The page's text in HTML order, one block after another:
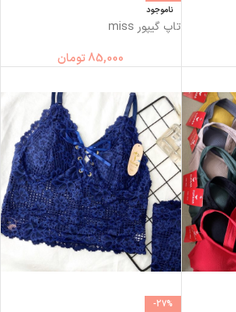
ناموجود
تاپ گیپور miss
85,000 تومان
-27%